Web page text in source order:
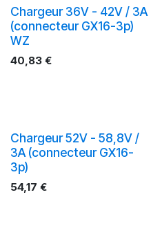
Chargeur 36V - 42V / 3A
(connecteur GX16-3p)
WZ
40,83 €
Chargeur 52V - 58,8V /
3A (connecteur GX16-
3p)
54,17 €